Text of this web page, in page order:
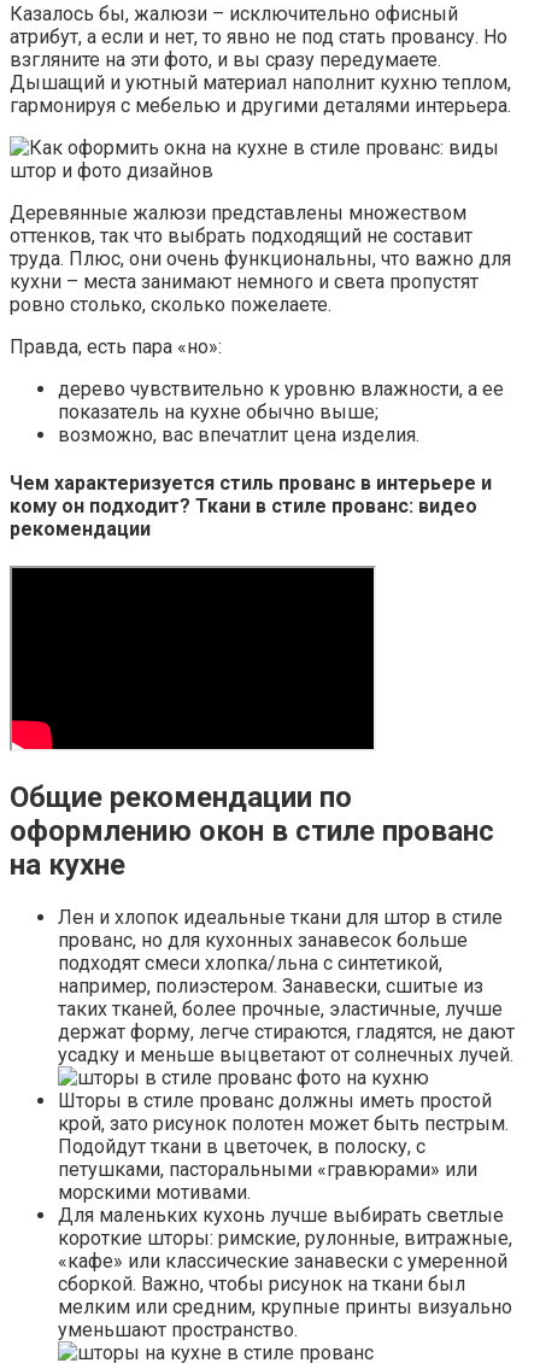
Казалось бы, жалюзи – исключительно офисный
атрибут, а если и нет, то явно не под стать провансу. Но
взгляните на эти фото, и вы сразу передумаете.
Дышащий и уютный материал наполнит кухню теплом,
гармонируя с мебелью и другими деталями интерьера.
Деревянные жалюзи представлены множеством
оттенков, так что выбрать подходящий не составит
труда. Плюс, они очень функциональны, что важно для
кухни – места занимают немного и света пропустят
ровно столько, сколько пожелаете.
Правда, есть пара «но»:
дерево чувствительно к уровню влажности, а ее
показатель на кухне обычно выше;
возможно, вас впечатлит цена изделия.
Чем характеризуется стиль прованс в интерьере и
кому он подходит? Ткани в стиле прованс: видео
рекомендации
Общие рекомендации по
оформлению окон в стиле прованс
на кухне
Лен и хлопок идеальные ткани для штор в стиле
прованс, но для кухонных занавесок больше
подходят смеси хлопка/льна с синтетикой,
например, полиэстером. Занавески, сшитые из
таких тканей, более прочные, эластичные, лучше
держат форму, легче стираются, гладятся, не дают
усадку и меньше выцветают от солнечных лучей.
Шторы в стиле прованс должны иметь простой
крой, зато рисунок полотен может быть пестрым.
Подойдут ткани в цветочек, в полоску, с
петушками, пасторальными «гравюрами» или
морскими мотивами.
Для маленьких кухонь лучше выбирать светлые
короткие шторы: римские, рулонные, витражные,
«кафе» или классические занавески с умеренной
сборкой. Важно, чтобы рисунок на ткани был
мелким или средним, крупные принты визуально
уменьшают пространство.